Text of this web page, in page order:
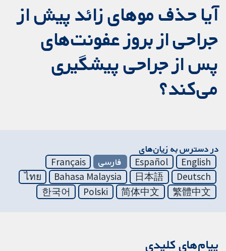
آیا حذف موهای زائد پیش از
جراحی از بروز عفونت‌های
پس از جراحی پیشگیری
می‌کند؟
در دسترس به زیان‌های
English
Español فارسی
Français
Deutsch
日本語
Bahasa Malaysia
ไทย
繁體中文
简体中文
Polski
한국어
پیام‌های کلیدی